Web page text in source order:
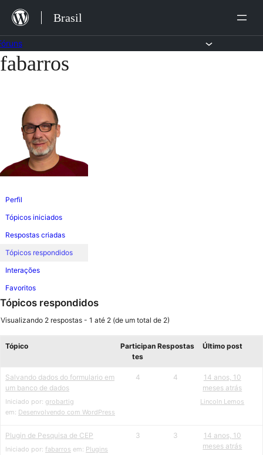
para
o
conteúdo
Brasil
Pular
conteúdo
fabarros
Perfil
Tópicos iniciados
Respostas criadas
Tópicos respondidos
Interações
Favoritos
Tópicos respondidos
Visualizando 2 respostas - 1 até 2 (de um total de 2)
Tópico
Participan
tes
Respostas Último post
Salvando dados do formulario em
um banco de dados
Iniciado por: grobartig
em: Desenvolvendo com WordPress
4 4
14 anos, 10
meses atrás
Lincoln Lemos
Plugin de Pesquisa de CEP
Iniciado por: fabarros em: Plugins
3 3
14 anos, 10
meses atrás